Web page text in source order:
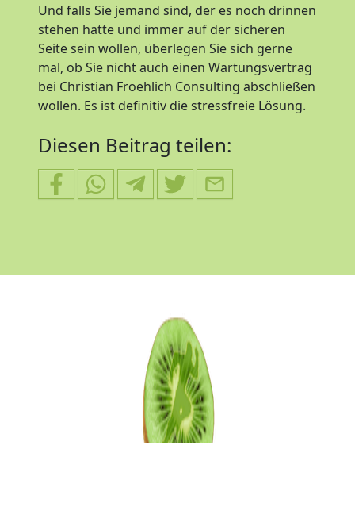
Und falls Sie jemand sind, der es noch drinnen
stehen hatte und immer auf der sicheren
Seite sein wollen, überlegen Sie sich gerne
mal, ob Sie nicht auch einen Wartungsvertrag
bei Christian Froehlich Consulting abschließen
wollen. Es ist definitiv die stressfreie Lösung.
Diesen Beitrag teilen: